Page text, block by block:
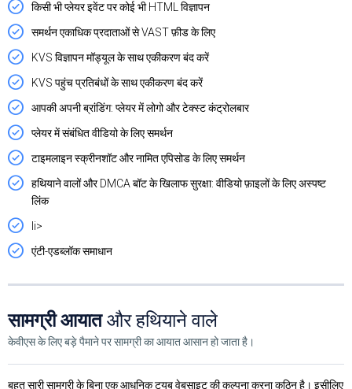
किसी भी प्लेयर इवेंट पर कोई भी HTML विज्ञापन
समर्थन एकाधिक प्रदाताओं से VAST फ़ीड के लिए
KVS विज्ञापन मॉड्यूल के साथ एकीकरण बंद करें
KVS पहुंच प्रतिबंधों के साथ एकीकरण बंद करें
आपकी अपनी ब्रांडिंग: प्लेयर में लोगो और टेक्स्ट कंट्रोलबार
प्लेयर में संबंधित वीडियो के लिए समर्थन
टाइमलाइन स्क्रीनशॉट और नामित एपिसोड के लिए समर्थन
हथियाने वालों और DMCA बॉट के खिलाफ सुरक्षा: वीडियो फ़ाइलों के लिए अस्पष्ट
लिंक
li>
एंटी-एडब्लॉक समाधान
सामग्री आयातऔर हथियाने वाले
केवीएस के लिए बड़े पैमाने पर सामग्री का आयात आसान हो जाता है।
बहुत सारी सामग्री के बिना एक आधुनिक ट्यूब वेबसाइट की कल्पना करना कठिन है। इसीलिए